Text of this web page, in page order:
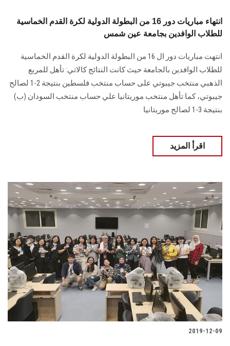
انتهاء مباريات دور 16 من البطولة الدولية لكرة القدم الخماسية
للطلاب الوافدين بجامعة عين شمس
انتهت مباريات دور ال 16 من البطولة الدولية لكرة القدم الخماسية
للطلاب الوافدين بالجامعة حيث كانت النتائج كالاتي: تأهل للمربع
الذهبي منتخب جيبوتي على حساب منتخب فلسطين بنتيجة 2-1 لصالح
جيبوتي، كما تأهل منتخب موريتانيا علي حساب منتخب السودان (ب)
بنتيجة 3-1 لصالح موريتانيا
اقرأ المزيد
2019-12-09